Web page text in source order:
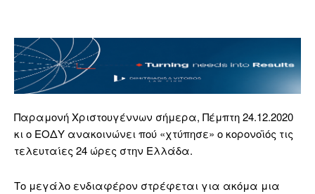
Παραμονή Χριστουγέννων σήμερα, Πέμπτη 24.12.2020
κι ο ΕΟΔΥ ανακοινώνει πού «χτύπησε» ο κορονοϊός τις
τελευταίες 24 ώρες στην Ελλάδα.
Το μεγάλο ενδιαφέρον στρέφεται για ακόμα μια